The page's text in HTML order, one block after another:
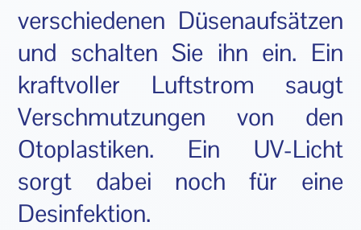
verschiedenen Düsenaufsätzen
und schalten Sie ihn ein. Ein
kraftvoller Luftstrom saugt
Verschmutzungen von den
Otoplastiken. Ein UV-Licht
sorgt dabei noch für eine
Desinfektion.